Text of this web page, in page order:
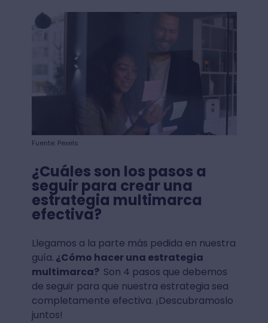
Fuente: Pexels
¿Cuáles son los pasos a
seguir para crear una
estrategia multimarca
efectiva?
Llegamos a la parte más pedida en nuestra
guía. ¿Cómo hacer una estrategia
multimarca? Son 4 pasos que debemos
de seguir para que nuestra estrategia sea
completamente efectiva. ¡Descubramoslo
juntos!